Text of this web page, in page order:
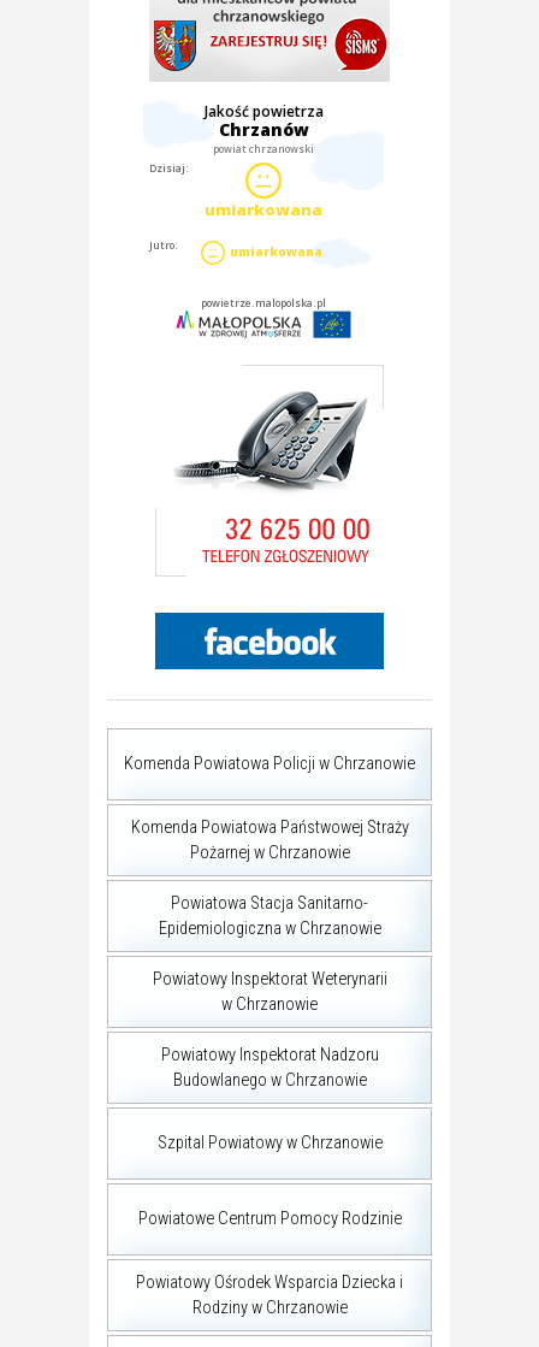
Komenda Powiatowa Policji w Chrzanowie
Komenda Powiatowa Państwowej Straży
Pożarnej w Chrzanowie
Powiatowa Stacja Sanitarno-
Epidemiologiczna w Chrzanowie
Powiatowy Inspektorat Weterynarii
w Chrzanowie
Powiatowy Inspektorat Nadzoru
Budowlanego w Chrzanowie
Szpital Powiatowy w Chrzanowie
Powiatowe Centrum Pomocy Rodzinie
Powiatowy Ośrodek Wsparcia Dziecka i
Rodziny w Chrzanowie